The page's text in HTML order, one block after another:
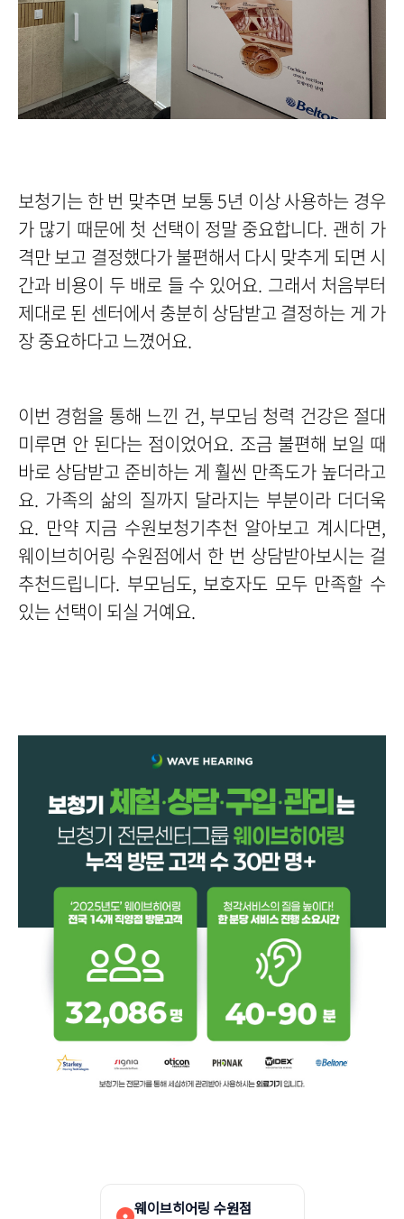
보청기는 한 번 맞추면 보통 5년 이상 사용하는 경우
가 많기 때문에 첫 선택이 정말 중요합니다. 괜히 가
격만 보고 결정했다가 불편해서 다시 맞추게 되면 시
간과 비용이 두 배로 들 수 있어요. 그래서 처음부터
제대로 된 센터에서 충분히 상담받고 결정하는 게 가
장 중요하다고 느꼈어요.
이번 경험을 통해 느낀 건, 부모님 청력 건강은 절대
미루면 안 된다는 점이었어요. 조금 불편해 보일 때
바로 상담받고 준비하는 게 훨씬 만족도가 높더라고
요. 가족의 삶의 질까지 달라지는 부분이라 더더욱
요. 만약 지금 수원보청기추천 알아보고 계시다면,
웨이브히어링 수원점에서 한 번 상담받아보시는 걸
추천드립니다. 부모님도, 보호자도 모두 만족할 수
있는 선택이 되실 거예요.
웨이브히어링 수원점